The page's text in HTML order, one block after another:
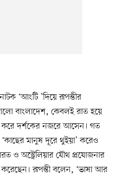
‘আংটি ’দিয়ে রূপন্তীর
বাংলাদেশ, কেবলই রাত হয়ে
করে দর্শকের নজরে আসেন। গত
মানুষ দূরে থুইয়া’ করেও
ও অস্ট্রেলিয়ার যৌথ প্রযোজনার
করেছেন। রূপন্তী বলেন, ‘ভাষা আর